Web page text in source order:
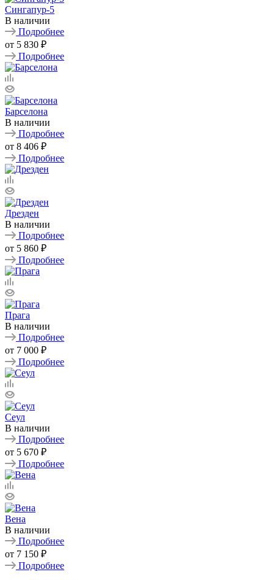
Сингапур-5
В наличии
Подробнее
от 5 830 ₽
Подробнее
Барселона
В наличии
Подробнее
от 8 406 ₽
Подробнее
Дрезден
В наличии
Подробнее
от 5 860 ₽
Подробнее
Прага
В наличии
Подробнее
от 7 000 ₽
Подробнее
Сеул
В наличии
Подробнее
от 5 670 ₽
Подробнее
Вена
В наличии
Подробнее
от 7 150 ₽
Подробнее